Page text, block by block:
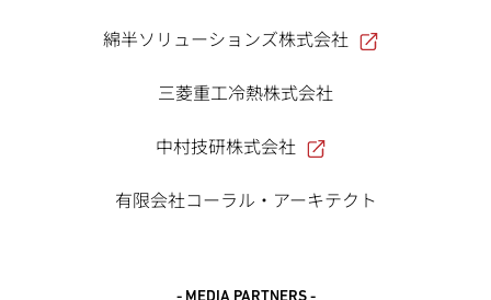
綿半ソリューションズ株式会社
三菱重工冷熱株式会社
中村技研株式会社
有限会社コーラル・アーキテクト